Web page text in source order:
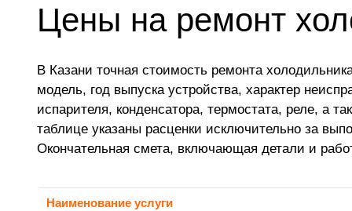
Цены на ремонт
В Казани точная стоимость ремонта
модель, год выпуска устройства, характер
испарителя, конденсатора, термостата, реле, а
таблице указаны расценки исключительно за
Окончательная смета, включающая детали и
Наименование услуги